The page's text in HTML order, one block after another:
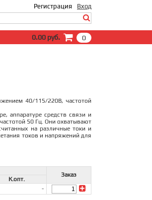
Вход
Регистрация
0
0.00 руб.
40/115/220В, частотой
аппаратуре средств связи и
50 Гц. Они охватывают
на различные токи и
токов и напряжений для
Заказ
К.опт.
-